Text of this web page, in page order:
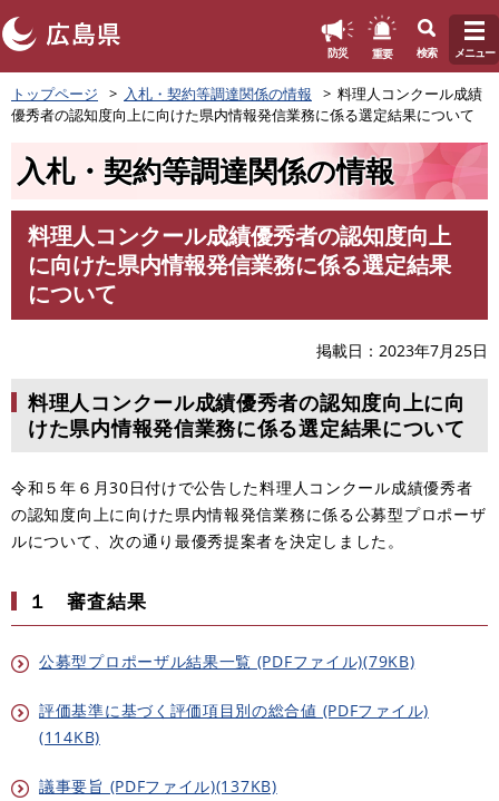
ペ
ー
ジ
防災 重要 検索 メニュー
トップページ 入札・契約等調達関係の情報
料理人コンクール成績
優秀者の認知度向上に向けた県内情報発信業務に係る選定結果について
入札・契約等調達関係の情報
料理人コンクール成績優秀者の認知度向上
に向けた県内情報発信業務に係る選定結果
について
掲載日 2023年7月25日
料理人コンクール成績優秀者の認知度向上に向
けた県内情報発信業務に係る選定結果について
令和５年６月30日付けで公告した料理人コンクール成績優秀者
の認知度向上に向けた県内情報発信業務に係る公募型プロポーザ
ルについて、次の通り最優秀提案者を決定しました。
１ 審査結果
公募型プロポーザル結果一覧 (PDFファイル)(79KB)
評価基準に基づく評価項目別の総合値 (PDFファイル)
(114KB)
議事要旨 (PDFファイル)(137KB)